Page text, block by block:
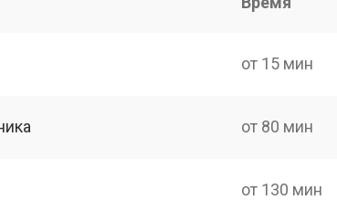
от 15 мин
от 80 мин
от 130 мин